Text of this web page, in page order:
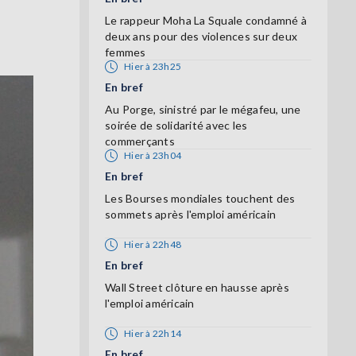
Le rappeur Moha La Squale condamné à
deux ans pour des violences sur deux
femmes
Hier à 23h25
En bref
Au Porge, sinistré par le mégafeu, une
soirée de solidarité avec les
commerçants
Hier à 23h04
En bref
Les Bourses mondiales touchent des
sommets après l'emploi américain
Hier à 22h48
En bref
Wall Street clôture en hausse après
l'emploi américain
Hier à 22h14